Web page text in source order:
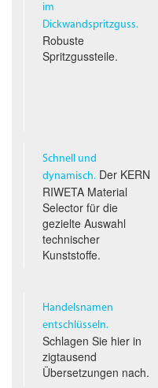
im
Dickwandspritzguss.
Robuste
Spritzgussteile.
Schnell und
dynamisch.Der KERN
RIWETA Material
Selector für die
gezielte Auswahl
technischer
Kunststoffe.
Handelsnamen
entschlüsseln.
Schlagen Sie hier in
zigtausend
Übersetzungen nach.